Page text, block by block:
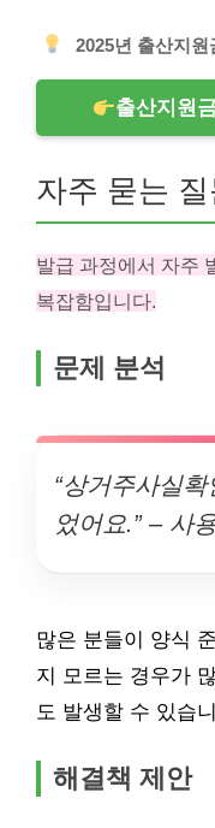
2025년 출산지
출산지원
자주 묻는 질
발급 과정에서 자주
복잡함입니다.
문제 분석
“상거주사실
었어요.” – 사
많은 분들이 양식
지 모르는 경우가
도 발생할 수 있습
해결책 제안